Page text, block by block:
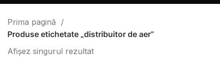
Prima pagină
Produse etichetate „distribuitor de aer”
Afișez singurul rezultat